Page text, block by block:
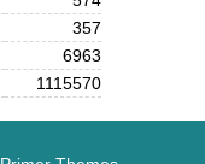
357
6963
1115570